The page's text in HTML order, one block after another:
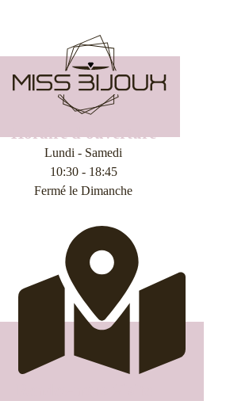
Horaire d'ouverture
Lundi - Samedi
10:30 - 18:45
Fermé le Dimanche